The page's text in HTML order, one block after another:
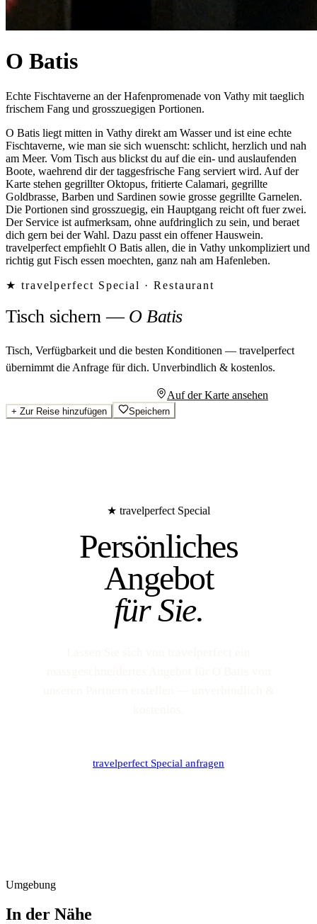
O Batis
Echte Fischtaverne an der Hafenpromenade von Vathy mit taeglich
frischem Fang und grosszuegigen Portionen.
O Batis liegt mitten in Vathy direkt am Wasser und ist eine echte
Fischtaverne, wie man sie sich wuenscht: schlicht, herzlich und nah
am Meer. Vom Tisch aus blickst du auf die ein- und auslaufenden
Boote, waehrend dir der taggesfrische Fang serviert wird. Auf der
Karte stehen gegrillter Oktopus, fritierte Calamari, gegrillte
Goldbrasse, Barben und Sardinen sowie grosse gegrillte Garnelen.
Die Portionen sind grosszuegig, ein Hauptgang reicht oft fuer zwei.
Der Service ist aufmerksam, ohne aufdringlich zu sein, und beraet
dich gern bei der Wahl. Dazu passt ein offener Hauswein.
travelperfect empfiehlt O Batis allen, die in Vathy unkompliziert und
richtig gut Fisch essen moechten, ganz nah am Hafenleben.
★ travelperfect Special · Restaurant
Tisch sichern— O Batis
Tisch, Verfügbarkeit und die besten Konditionen — travelperfect
übernimmt die Anfrage für dich. Unverbindlich & kostenlos.
Auf der Karte ansehen
+ Zur Reise hinzufügen Speichern
★ travelperfect Special
Persönliches
Angebot
für Sie.
travelperfect Special anfragen
Umgebung
In der Nähe